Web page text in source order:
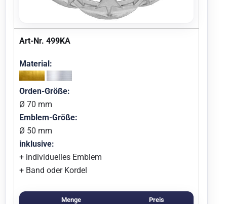
Art-Nr. 499KA
Material:
Orden-Größe:
Ø 70 mm
Emblem-Größe:
Ø 50 mm
inklusive:
+ individuelles Emblem
+ Band oder Kordel
Menge Preis